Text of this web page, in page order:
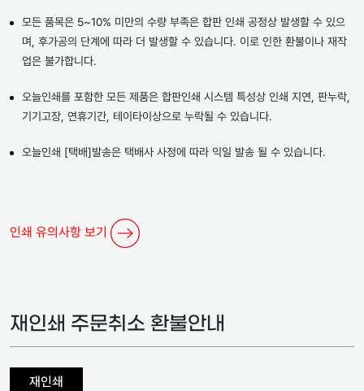
모든 품목은 5~10% 미만의 수량 부족은 합판 인쇄 공정상 발생할 수 있으
며, 후가공의 단계에 따라 더 발생할 수 있습니다. 이로 인한 환불이나 재작
업은 불가합니다.
오늘인쇄를 포함한 모든 제품은 합판인쇄 시스템 특성상 인쇄 지연, 판누락,
기기고장, 연휴기간, 테이타이상으로 누락될 수 있습니다.
오늘인쇄 [택배]발송은 택배사 사정에 따라 익일 발송 될 수 있습니다.
인쇄 유의사항 보기
재인쇄 주문취소 환불안내
재인쇄